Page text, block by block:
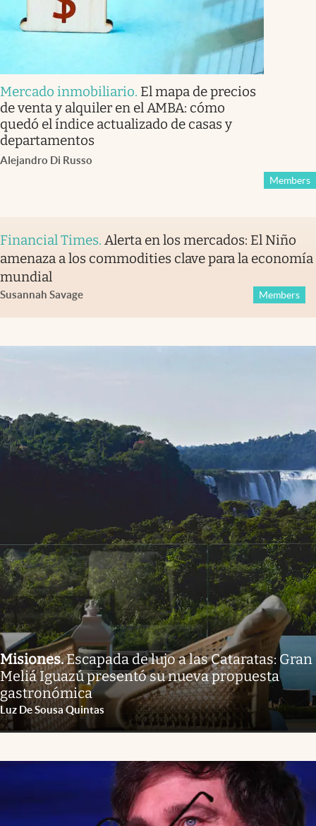
Mercado inmobiliario. El mapa de precios
de venta y alquiler en el AMBA: cómo
quedó el índice actualizado de casas y
departamentos
Alejandro Di Russo
Members
Financial Times. Alerta en los mercados: El Niño
amenaza a los commodities clave para la economía
mundial
Susannah Savage Members
Misiones.Escapada de lujo a las Cataratas: Gran
Meliá Iguazú presentó su nueva propuesta
gastronómica
Luz De Sousa Quintas